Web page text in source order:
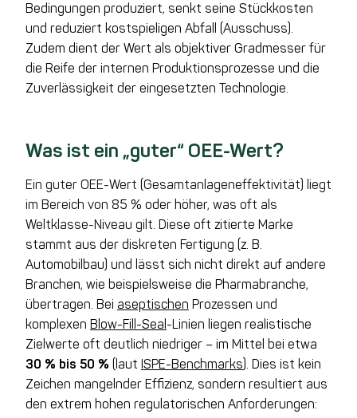
Bedingungen produziert, senkt seine Stückkosten
und reduziert kostspieligen Abfall (Ausschuss).
Zudem dient der Wert als objektiver Gradmesser für
die Reife der internen Produktionsprozesse und die
Zuverlässigkeit der eingesetzten Technologie.
Was ist ein „guter“ OEE-Wert?
Ein guter OEE-Wert (Gesamtanlageneffektivität) liegt
im Bereich von 85 % oder höher, was oft als
Weltklasse-Niveau gilt. Diese oft zitierte Marke
stammt aus der diskreten Fertigung (z. B.
Automobilbau) und lässt sich nicht direkt auf andere
Branchen, wie beispielsweise die Pharmabranche,
übertragen. Bei aseptischen Prozessen und
komplexen Blow-Fill-Seal -Linien liegen realistische
Zielwerte oft deutlich niedriger – im Mittel bei etwa
30 % bis 50 % (laut ISPE-Benchmarks). Dies ist kein
Zeichen mangelnder Effizienz, sondern resultiert aus
den extrem hohen regulatorischen Anforderungen: